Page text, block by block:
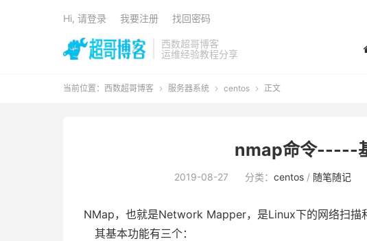
西数超哥博客
运维经验教程分享
Hi, 请登录 我要注册 找回密码
当前位置： 西数超哥博客  服务器系统  centos  正文
nmap命令-----
2019-08-27 分类： centos / 随笔随记
NMap，也就是Network Mapper，是Linux下的网络扫描
其基本功能有三个：